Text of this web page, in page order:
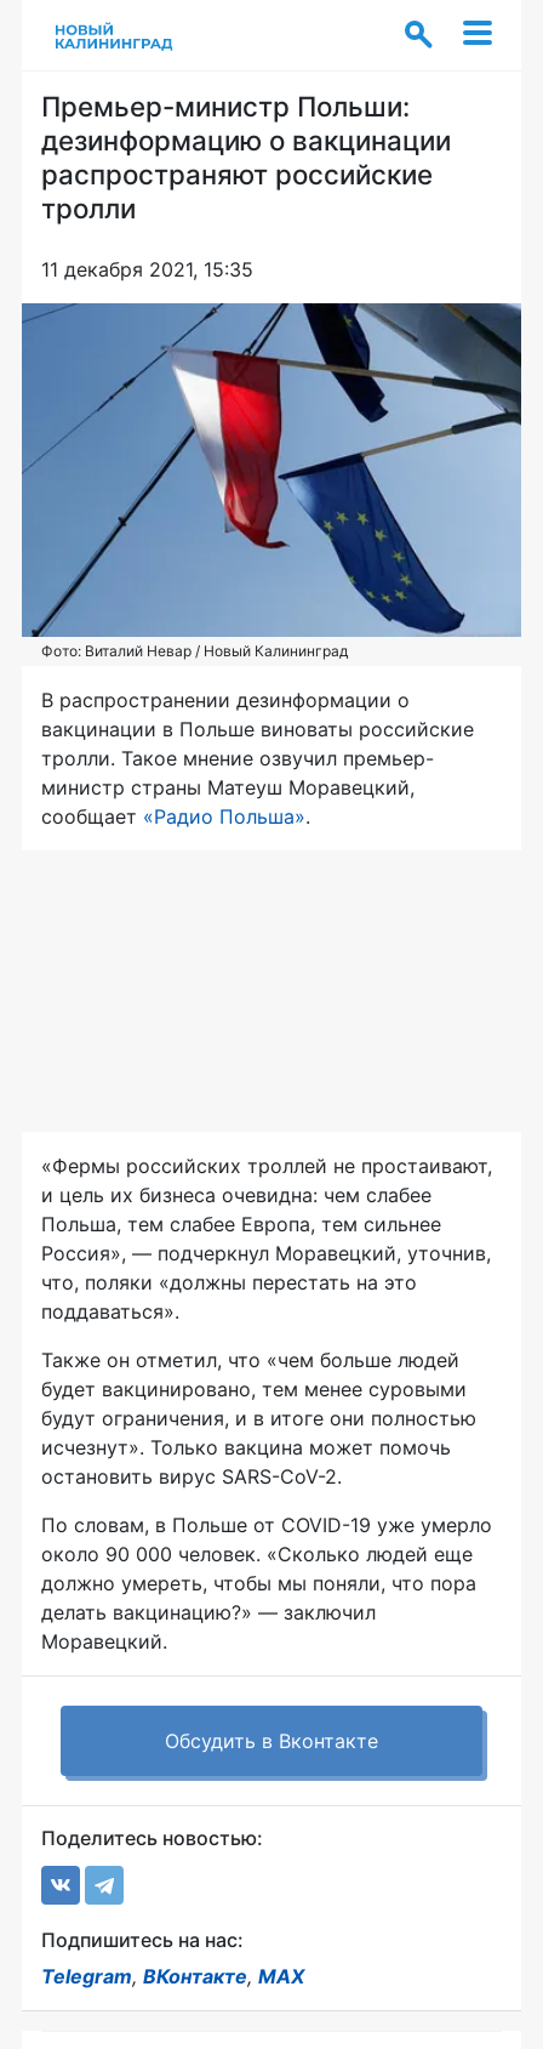
Премьер-министр Польши:
дезинформацию о вакцинации
распространяют российские
тролли
11 декабря 2021, 15:35
Фото: Виталий Невар / Новый Калининград
В распространении дезинформации о
вакцинации в Польше виноваты российские
тролли. Такое мнение озвучил премьер-
министр страны Матеуш Моравецкий,
сообщает «Радио Польша».
«Фермы российских троллей не простаивают,
и цель их бизнеса очевидна: чем слабее
Польша, тем слабее Европа, тем сильнее
Россия», — подчеркнул Моравецкий, уточнив,
что, поляки «должны перестать на это
поддаваться».
Также он отметил, что «чем больше людей
будет вакцинировано, тем менее суровыми
будут ограничения, и в итоге они полностью
исчезнут». Только вакцина может помочь
остановить вирус SARS-CoV-2.
По словам, в Польше от COVID-19 уже умерло
около 90 000 человек. «Сколько людей еще
должно умереть, чтобы мы поняли, что пора
делать вакцинацию?» — заключил
Моравецкий.
Обсудить в Вконтакте
Поделитесь новостью:
Подпишитесь на нас:
Telegram, ВКонтакте, MAX